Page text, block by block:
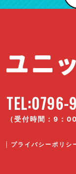
（受付時間：9：
プライバシーポリシ